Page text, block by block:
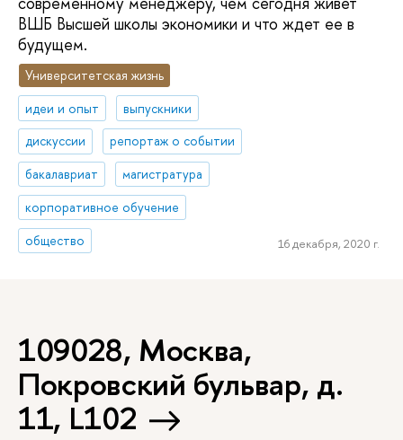
ВШБ Высшей школы экономики и что ждет ее в
будущем.
Университетская жизнь
идеи и опыт
выпускники
дискуссии
репортаж о событии
бакалавриат
магистратура
корпоративное обучение
общество
16 декабря, 2020 г.
109028, Москва,
Покровский бульвар, д.
11, L102